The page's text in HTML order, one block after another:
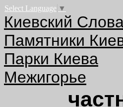
Select Language ▼
Киевский
Памятники
Парки Киева
Межигорье